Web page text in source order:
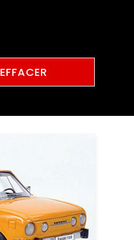
EFFACER